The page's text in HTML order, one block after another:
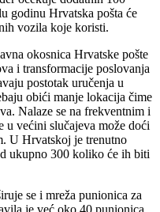
godinu Hrvatska pošta će
vozila koje koristi.
okosnica Hrvatske pošte
i transformacije poslovanja
postotak uručenja u
obići manje lokacija čime
Nalaze se na frekventnim i
u većini slučajeva može doći
U Hrvatskoj je trenutno
ukupno 300 koliko će ih biti
se i mreža punionica za
je već oko 40 punionica,